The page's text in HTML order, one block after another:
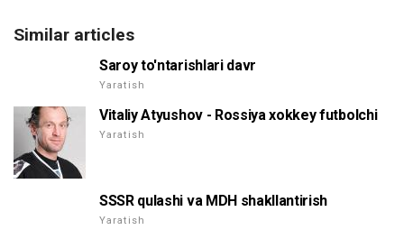
Similar articles
Saroy to'ntarishlari davr
Yaratish
Vitaliy Atyushov - Rossiya xokkey futbolchi
Yaratish
SSSR qulashi va MDH shakllantirish
Yaratish